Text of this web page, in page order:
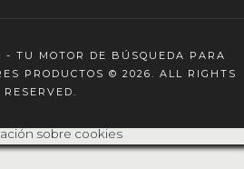
- TU MOTOR DE BÚSQUEDA PARA
PRODUCTOS © 2026. ALL RIGHTS
RESERVED.
sobre cookies